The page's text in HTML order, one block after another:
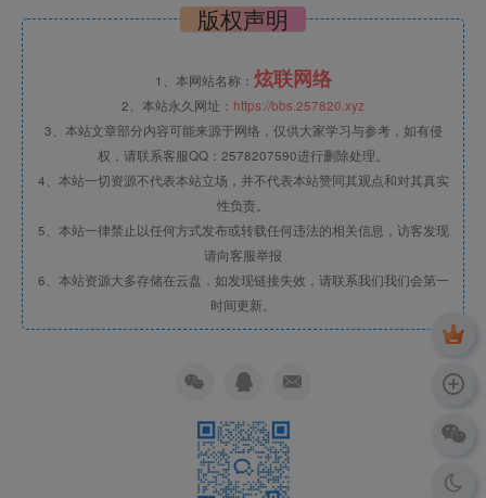
版权声明
1、本网站名称： 炫联网络
2、本站永久网址： https://bbs.257820.xyz
3、本站文章部分内容可能来源于网络，仅供大家学习与参考，如有侵
权，请联系客服QQ：2578207590进行删除处理。
4、本站一切资源不代表本站立场，并不代表本站赞同其观点和对其真实
性负责。
5、本站一律禁止以任何方式发布或转载任何违法的相关信息，访客发现
请向客服举报
6、本站资源大多存储在云盘，如发现链接失效，请联系我们我们会第一
时间更新。